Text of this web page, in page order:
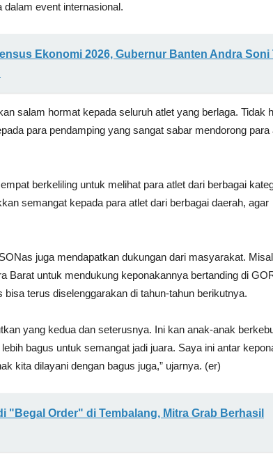
event internasional.
Ekonomi 2026, Gubernur Banten Andra Soni
salam hormat kepada seluruh atlet yang berlaga. Tidak
para pendamping yang sangat sabar mendorong para
berkeliling untuk melihat para atlet dari berbagai
semangat kepada para atlet dari berbagai daerah, agar
juga mendapatkan dukungan dari masyarakat.
Barat untuk mendukung keponakannya bertanding di
terus diselenggarakan di tahun-tahun berikutnya.
yang kedua dan seterusnya. Ini kan anak-anak
bagus untuk semangat jadi juara. Saya ini antar
kita dilayani dengan bagus juga,” ujarnya. (er)
"Begal Order" di Tembalang, Mitra Grab Berhasil